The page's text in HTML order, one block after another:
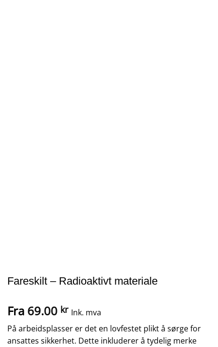
Fareskilt – Radioaktivt materiale
Fra 69.00 kr Ink. mva
På arbeidsplasser er det en lovfestet plikt å sørge for
ansattes sikkerhet. Dette inkluderer å tydelig merke